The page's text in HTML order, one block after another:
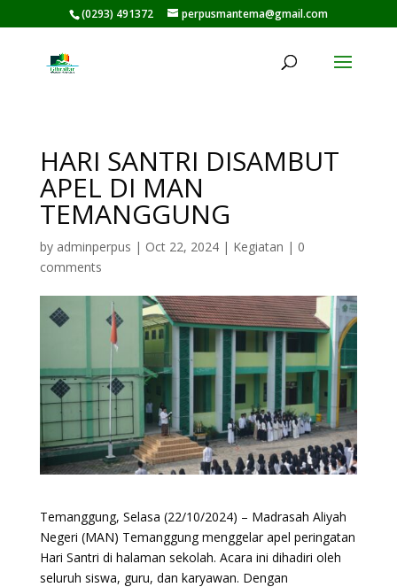
(0293) 491372 perpusmantema@gmail.com
HARI SANTRI DISAMBUT
APEL DI MAN
TEMANGGUNG
by adminperpus | Oct 22, 2024| Kegiatan | 0
comments
Temanggung, Selasa (22/10/2024) – Madrasah Aliyah
Negeri (MAN) Temanggung menggelar apel peringatan
Hari Santri di halaman sekolah. Acara ini dihadiri oleh
seluruh siswa, guru, dan karyawan. Dengan